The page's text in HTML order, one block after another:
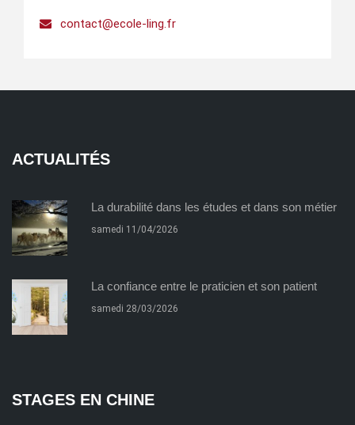
contact@ecole-ling.fr
ACTUALITÉS
La durabilité dans les études et dans son métier
samedi 11/04/2026
La confiance entre le praticien et son patient
samedi 28/03/2026
STAGES EN CHINE